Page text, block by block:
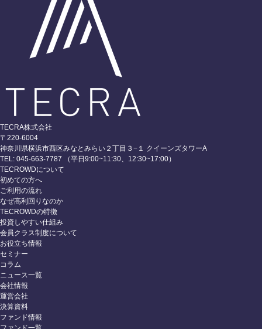
TECRA株式会社
〒220-6004
神奈川県横浜市西区みなとみらい２丁目３−１ クイーンズタワーA
TEL: 045-663-7787 （平日9:00~11:30、12:30~17:00）
TECROWDについて
初めての方へ
ご利用の流れ
なぜ高利回りなのか
TECROWDの特徴
投資しやすい仕組み
会員クラス制度について
お役立ち情報
セミナー
コラム
ニュース一覧
会社情報
運営会社
決算資料
ファンド情報